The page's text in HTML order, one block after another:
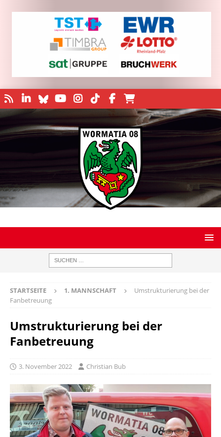
STARTSEITE 1. MANNSCHAFT
Umstrukturierung bei der
Fanbetreuung
Umstrukturierung bei der
Fanbetreuung
3. November 2022 Christian Bub